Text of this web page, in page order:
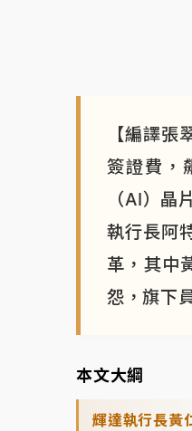
【編譯
簽證費，
（AI）
執行長阿
革，其中
怨，旗下
本文大綱
輝達執行長黃